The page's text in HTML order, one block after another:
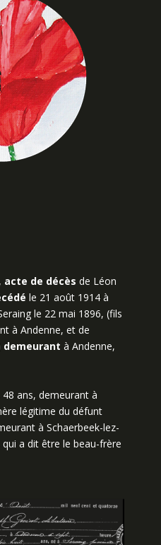
acte de décès de Léon
le 21 août 1914 à
le 22 mai 1896, (fils
à Andenne, et de
demeurant à Andenne,
48 ans, demeurant à
légitime du défunt
à Schaerbeek-lez-
a dit être le beau-frère